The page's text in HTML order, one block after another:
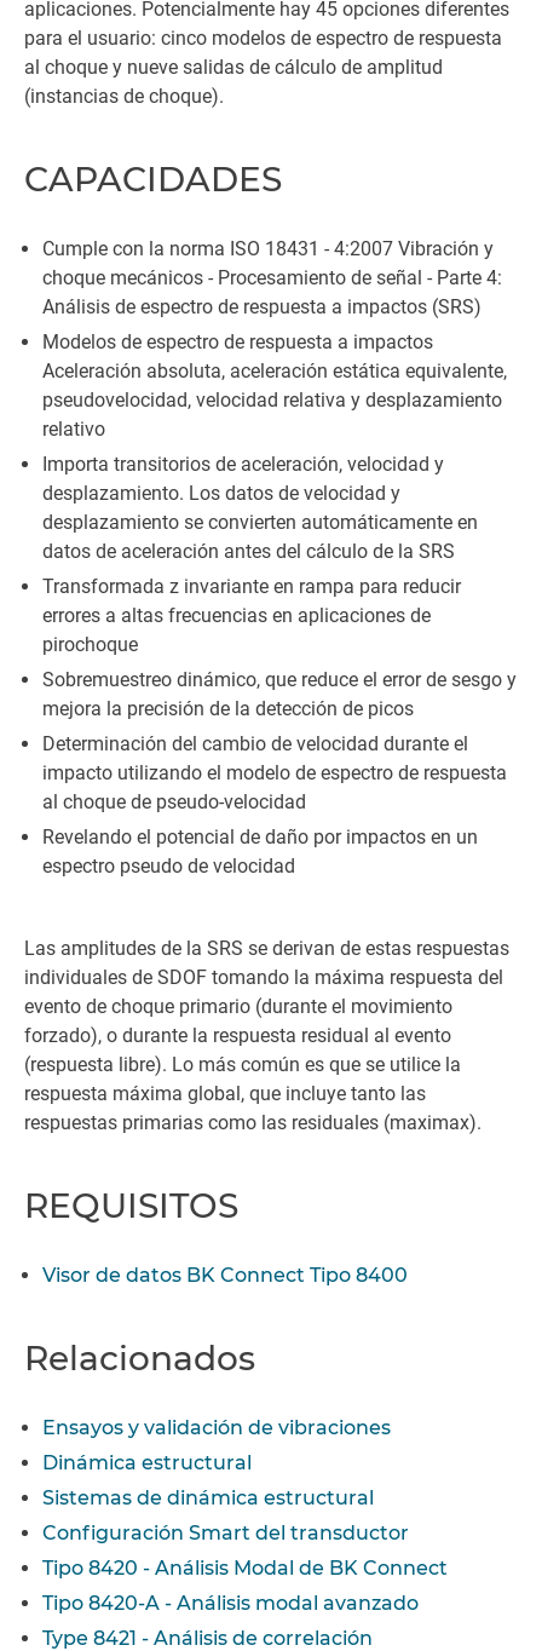
aplicaciones. Potencialmente hay 45 opciones diferentes
para el usuario: cinco modelos de espectro de respuesta
al choque y nueve salidas de cálculo de amplitud
(instancias de choque).
CAPACIDADES
Cumple con la norma ISO 18431 - 4:2007 Vibración y
choque mecánicos - Procesamiento de señal - Parte 4:
Análisis de espectro de respuesta a impactos (SRS)
Modelos de espectro de respuesta a impactos
Aceleración absoluta, aceleración estática equivalente,
pseudovelocidad, velocidad relativa y desplazamiento
relativo
Importa transitorios de aceleración, velocidad y
desplazamiento. Los datos de velocidad y
desplazamiento se convierten automáticamente en
datos de aceleración antes del cálculo de la SRS
Transformada z invariante en rampa para reducir
errores a altas frecuencias en aplicaciones de
pirochoque
Sobremuestreo dinámico, que reduce el error de sesgo y
mejora la precisión de la detección de picos
Determinación del cambio de velocidad durante el
impacto utilizando el modelo de espectro de respuesta
al choque de pseudo-velocidad
Revelando el potencial de daño por impactos en un
espectro pseudo de velocidad
Las amplitudes de la SRS se derivan de estas respuestas
individuales de SDOF tomando la máxima respuesta del
evento de choque primario (durante el movimiento
forzado), o durante la respuesta residual al evento
(respuesta libre). Lo más común es que se utilice la
respuesta máxima global, que incluye tanto las
respuestas primarias como las residuales (maximax).
REQUISITOS
Visor de datos BK Connect Tipo 8400
Relacionados
Ensayos y validación de vibraciones
Dinámica estructural
Sistemas de dinámica estructural
Configuración Smart del transductor
Tipo 8420 - Análisis Modal de BK Connect
Tipo 8420-A - Análisis modal avanzado
Type 8421 - Análisis de correlación